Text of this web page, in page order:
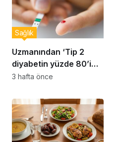
Uzmanından ‘Tip 2
diyabetin yüzde 80’i
önlenebilir’ uyarısı
Sağlık
3 hafta önce